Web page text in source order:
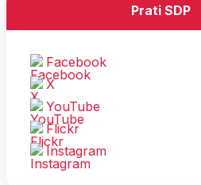
Prati SDP
Facebook
X
YouTube
Flickr
Instagram